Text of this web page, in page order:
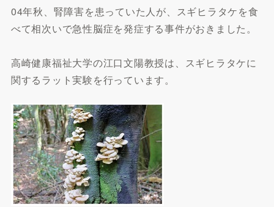
04年秋、腎障害を患っていた人が、スギヒラタケを食
べて相次いで急性脳症を発症する事件がおきました。
高崎健康福祉大学の江口文陽教授は、スギヒラタケに
関するラット実験を行っています。